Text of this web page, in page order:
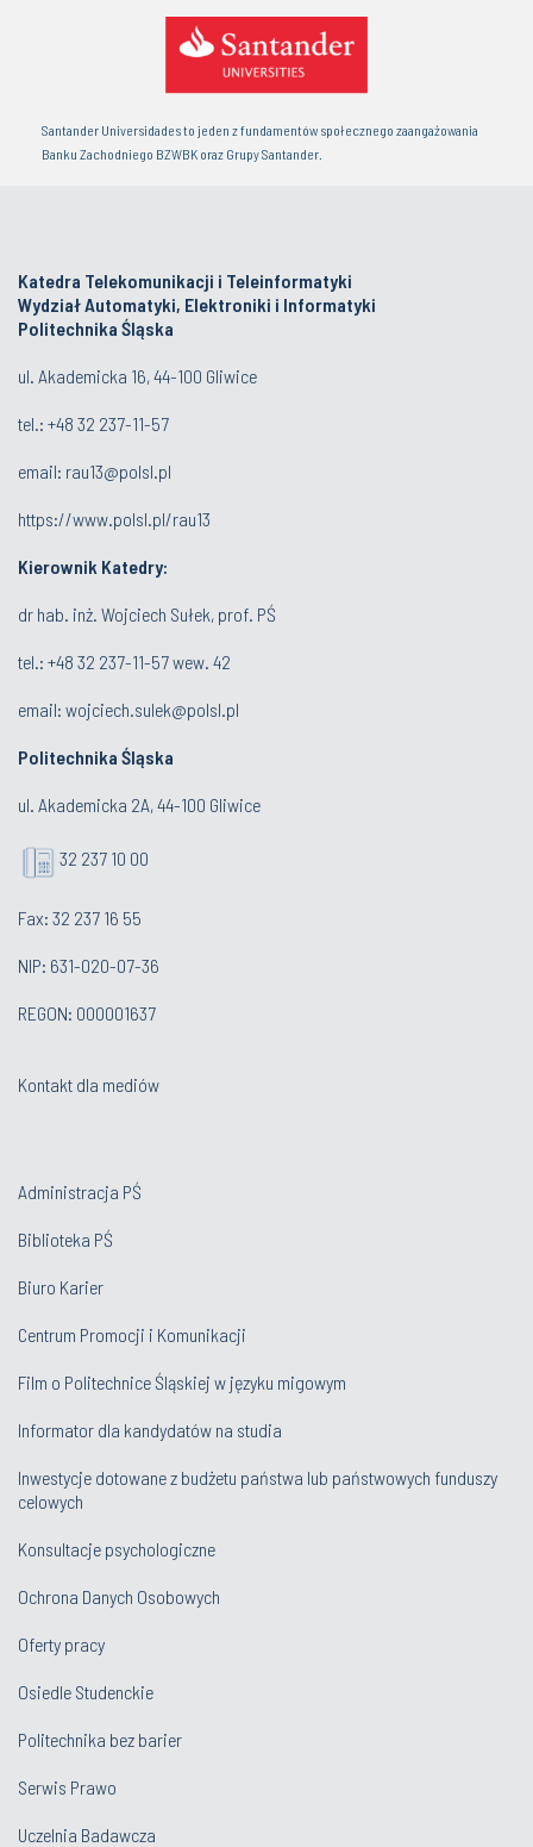
Santander Universidades to jeden z fundamentów społecznego zaangażowania
Banku Zachodniego BZWBK oraz Grupy Santander.
Katedra Telekomunikacji i Teleinformatyki
Wydział Automatyki, Elektroniki i Informatyki
Politechnika Śląska
ul. Akademicka 16, 44-100 Gliwice
tel.: +48 32 237-11-57
email: rau13@polsl.pl
https://www.polsl.pl/rau13
Kierownik Katedry:
dr hab. inż. Wojciech Sułek, prof. PŚ
tel.: +48 32 237-11-57 wew. 42
email: wojciech.sulek@polsl.pl
Politechnika Śląska
ul. Akademicka 2A, 44-100 Gliwice
32 237 10 00
Fax: 32 237 16 55
NIP: 631-020-07-36
REGON: 000001637
Kontakt dla mediów
Administracja PŚ
Biblioteka PŚ
Biuro Karier
Centrum Promocji i Komunikacji
Film o Politechnice Śląskiej w języku migowym
Informator dla kandydatów na studia
Inwestycje dotowane z budżetu państwa lub państwowych funduszy
celowych
Konsultacje psychologiczne
Ochrona Danych Osobowych
Oferty pracy
Osiedle Studenckie
Politechnika bez barier
Serwis Prawo
Uczelnia Badawcza